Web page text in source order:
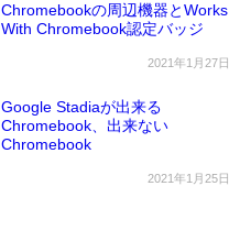
Chromebookの周辺機器とWorks
With Chromebook認定バッジ
2021年1月27日
Google Stadiaが出来る
Chromebook、出来ない
Chromebook
2021年1月25日